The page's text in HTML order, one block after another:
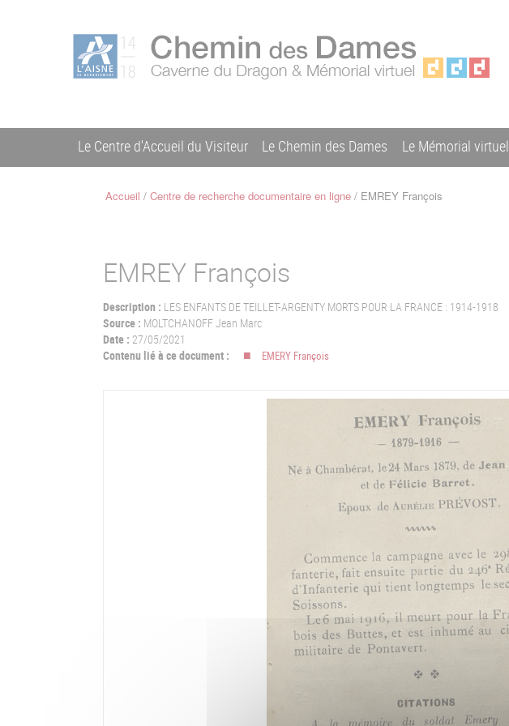
Menu
du
compte
l'utilisateur
C
h
e
n
d
e
Navigation
principale
Le Centre d'Accueil du Visiteur Le Chemin des Dames Le Mémorial virtuel
FilAccueil Centre de recherche documentaire en ligne EMREY François
EMREY François
Description : LES ENFANTS DE TEILLET-ARGENTY MORTS POUR LA FRANCE : 1914-1918
Source : MOLTCHANOFF Jean Marc
Date : 27/05/2021
Contenu lié à ce document :
EMERY François